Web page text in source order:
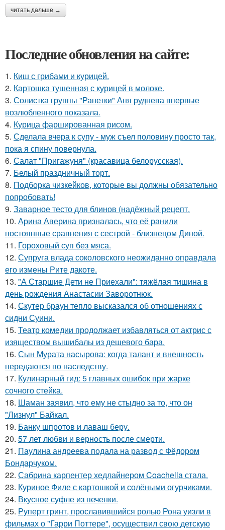
читать дальше →
Последние обновления на сайте:
1. Киш с грибами и курицей.
2. Картошка тушенная с курицей в молоке.
3. Солистка группы "Ранетки" Аня руднева впервые
возлюбленного показала.
4. Курица фаршированная рисом.
5. Сделала вчера к супу - муж съел половину просто так,
пока я спину повернула.
6. Салат "Пригажуня" (красавица белорусская).
7. Белый праздничный торт.
8. Подборка чизкейков, которые вы должны обязательно
попробовать!
9. Заварное тесто для блинов (надёжный рецепт.
10. Арина Аверина призналась, что её ранили
постоянные сравнения с сестрой - близнецом Диной.
11. Гороховый суп без мяса.
12. Супруга влада соколовского неожиданно оправдала
его измены Рите дакоте.
13. "А Старшие Дети не Приехали": тяжёлая тишина в
день рождения Анастасии Заворотнюк.
14. Скутер браун тепло высказался об отношениях с
сидни Суини.
15. Театр комедии продолжает избавляться от актрис с
изяществом вышибалы из дешевого бара.
16. Сын Мурата насырова: когда талант и внешность
передаются по наследству.
17. Кулинарный гид: 5 главных ошибок при жарке
сочного стейка.
18. Шаман заявил, что ему не стыдно за то, что он
"Лизнул" Байкал.
19. Банку шпротов и лаваш беру.
20. 57 лет любви и верность после смерти.
21. Паулина андреева подала на развод с Фёдором
Бондарчуком.
22. Сабрина карпентер хедлайнером Coachella стала.
23. Куриное Филе с картошкой и солёными огурчиками.
24. Вкусное суфле из печенки.
25. Руперт гринт, прославившийся ролью Рона уизли в
фильмах о "Гарри Поттере", осуществил свою детскую